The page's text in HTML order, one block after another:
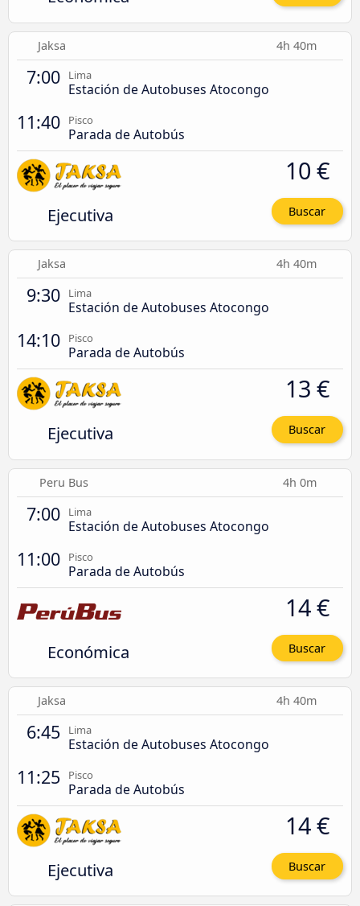
Jaksa 4h 40m
7:00 Lima
Estación de Autobuses Atocongo
11:40 Pisco
Parada de Autobús
Ejecutiva
10 €
Buscar
Jaksa 4h 40m
9:30 Lima
Estación de Autobuses Atocongo
14:10 Pisco
Parada de Autobús
Ejecutiva
13 €
Buscar
Peru Bus 4h 0m
7:00 Lima
Estación de Autobuses Atocongo
11:00 Pisco
Parada de Autobús
Económica
14 €
Buscar
Jaksa 4h 40m
6:45 Lima
Estación de Autobuses Atocongo
11:25 Pisco
Parada de Autobús
Ejecutiva
14 €
Buscar